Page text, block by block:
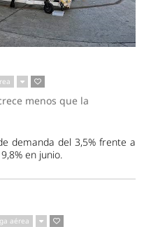
menos que la
demanda del 3,5% frente a
en junio.
aérea